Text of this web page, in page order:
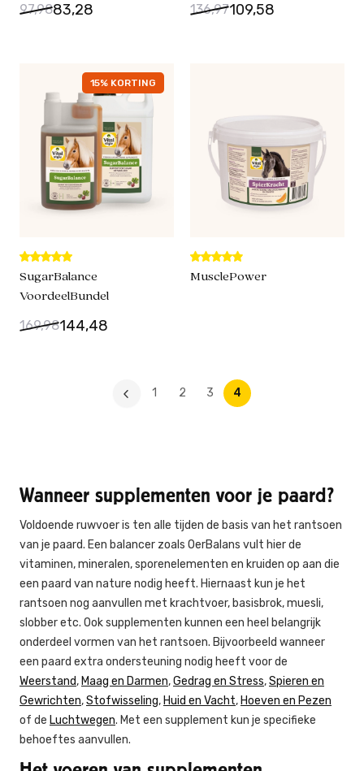
97,9883,28 136,97109,58
15% KORTING
SugarBalance
VoordeelBundel
169,98144,48
MusclePower
1 2 3 4
Wanneer supplementen voor je paard?
Voldoende ruwvoer is ten alle tijden de basis van het rantsoen
van je paard. Een balancer zoals OerBalans vult hier de
vitaminen, mineralen, sporenelementen en kruiden op aan die
een paard van nature nodig heeft. Hiernaast kun je het
rantsoen nog aanvullen met krachtvoer, basisbrok, muesli,
slobber etc. Ook supplementen kunnen een heel belangrijk
onderdeel vormen van het rantsoen. Bijvoorbeeld wanneer
een paard extra ondersteuning nodig heeft voor de
Weerstand, Maag en Darmen,Gedrag en Stress,Spieren en
Gewrichten,Stofwisseling, Huid en Vacht, Hoeven en Pezen
of de Luchtwegen. Met een supplement kun je specifieke
behoeftes aanvullen.